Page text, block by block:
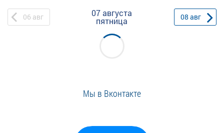
06 авг 07 августа
пятница 08 авг
Мы в Вконтакте